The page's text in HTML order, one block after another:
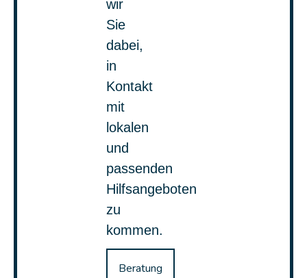
wir
Sie
dabei,
in
Kontakt
mit
lokalen
und
passenden
Hilfsangeboten
zu
kommen.
Beratung